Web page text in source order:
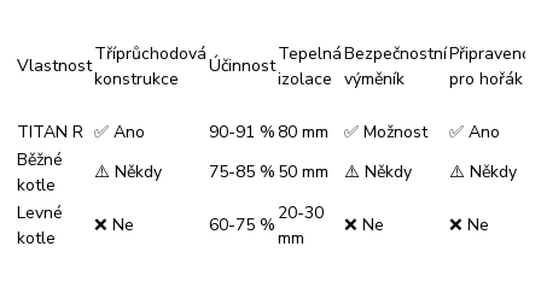
Vlastnost
Tříprůchodová
konstrukce
Účinnost
Tepelná
izolace
Bezpečnostní
výměník
pro hořák
TITAN R ✅ Ano 90-91 % 80 mm ✅ Možnost
✅ Ano
Běžné
kotle
⚠️ Někdy 75-85 % 50 mm ⚠️ Někdy
⚠️ Někdy
Levné
kotle
❌ Ne 60-75 %
20-30
mm
❌ Ne ❌ Ne